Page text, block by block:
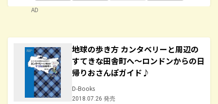
AD
地球の歩き方 カンタベリーと周辺の
すてきな田舎町へ～ロンドンからの日
帰りおさんぽガイド♪
D-Books
2018.07.26 発売